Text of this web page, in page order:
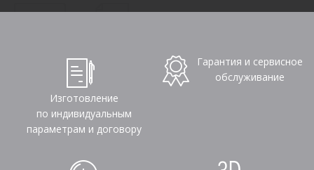
Изготовление
по индивидуальным
параметрам и договору
Гарантия и сервисное
обслуживание